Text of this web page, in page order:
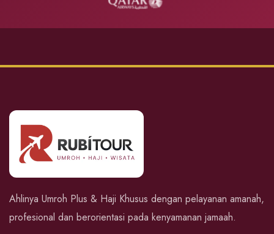
Ahlinya Umroh Plus & Haji Khusus dengan pelayanan amanah,
profesional dan berorientasi pada kenyamanan jamaah.